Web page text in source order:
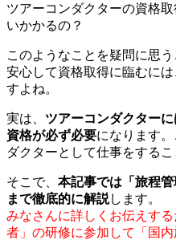
ツアーコンダクターの資格
いかかるの？
このようなことを疑問に思う
安心して資格取得に臨むに
すよね。
実は、 ツアーコンダクター
資格が必ず必要になります
ダクターとして仕事をするこ
そこで、 本記事では「旅程
まで徹底的に解説します。
みなさんに詳しくお伝えす
者」の研修に参加して「国